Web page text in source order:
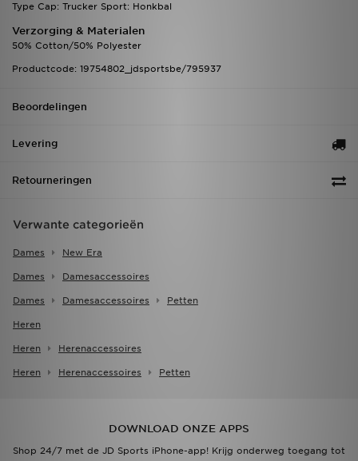
Type Cap: Trucker Sport: Honkbal
Verzorging & Materialen
50% Cotton/50% Polyester
Productcode: 19754802_jdsportsbe/795937
Beoordelingen
Levering
Retourneringen
Verwante categorieën
Dames New Era
Dames Damesaccessoires
Dames Damesaccessoires Petten
Heren
Heren Herenaccessoires
Heren Herenaccessoires Petten
DOWNLOAD ONZE APPS
Shop 24/7 met de JD Sports iPhone-app! Krijg onderweg toegang tot